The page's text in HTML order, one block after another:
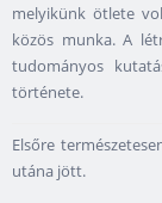
melyikünk ötlete
közös munka. A
tudományos
története.
Elsőre
utána jött.